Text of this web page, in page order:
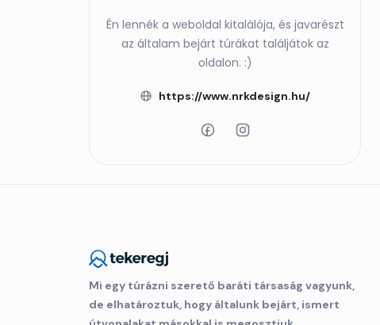
Én lennék a weboldal kitalálója, és javarészt
az általam bejárt túrákat találjátok az
oldalon. :)
https://www.nrkdesign.hu/
Mi egy túrázni szerető baráti társaság vagyunk,
de elhatároztuk, hogy általunk bejárt, ismert